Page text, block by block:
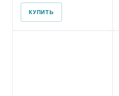
КУПИТЬ